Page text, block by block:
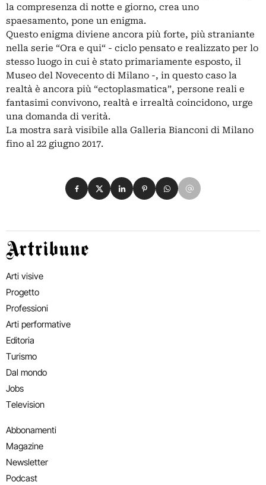
la compresenza di notte e giorno, crea uno
spaesamento, pone un enigma.
Questo enigma diviene ancora più forte, più straniante
nella serie “Ora e qui“ - ciclo pensato e realizzato per lo
stesso luogo in cui è stato primariamente esposto, il
Museo del Novecento di Milano -, in questo caso la
realtà è ancora più “ectoplasmatica”, persone reali e
fantasimi convivono, realtà e irrealtà coincidono, urge
una domanda di verità.
La mostra sarà visibile alla Galleria Bianconi di Milano
fino al 22 giugno 2017.
Condividi su Facebook
Condividi su X
Condividi su LinkedIn
Condividi su Pinterest
Condividi su WhatsApp
Condividi su Email
Artribune
Arti visive
Progetto
Professioni
Arti performative
Editoria
Turismo
Dal mondo
Jobs
Television
Abbonamenti
Magazine
Newsletter
Podcast